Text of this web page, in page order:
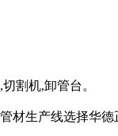
割机,卸管台。
材生产线选择华德